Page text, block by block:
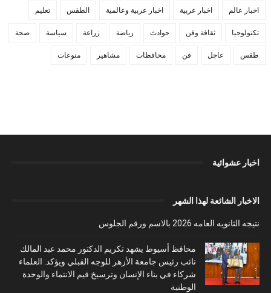
اخبار عالم اخبار عربية اخبار عربية وعالمية الطقس تعليم
تكنولوجيا ثقافة وفن حوادث رياضة زراعة سياسة صحة
طقس عاجل فن محافظات مشاهير منوعات
اخبار عشوائية
الاخبار الشائعة لهذا الشهر
نتيجه الثانويه العامه 2026 بالاسم ورقم الجلوس
محافظ أسيوط يشهد تكريم الدكتور محمد عبد المالك
نائب رئيس جامعة الأزهر للوجه القبلي ويؤكد: العلماء
شركاء في بناء الإنسان وترسيخ قيم الانتماء والوحدة
الوطنية